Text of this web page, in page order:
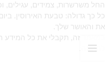
החל משרשרות, צמידים, עגילים,
כל כך גדולה: טבעת האירוסין.
את והאושר שלך.
במאמר זה, תקבלי את כל המידע
לחתונה.